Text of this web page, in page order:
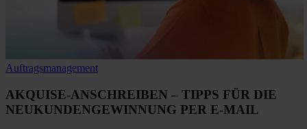
Auftragsmanagement
AKQUISE-ANSCHREIBEN – TIPPS FÜR DIE
NEUKUNDENGEWINNUNG PER E-MAIL